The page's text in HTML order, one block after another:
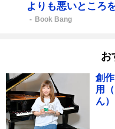
よりも悪いところ
Book Bang
お
創
用
ん